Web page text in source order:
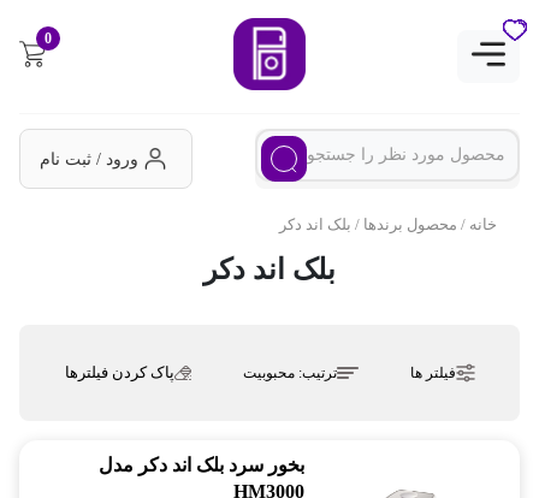
0
ورود / ثبت نام
خانه / محصول برندها / بلک اند دکر
بلک اند دکر
فیلتر ها ترتیب:محبوبیت پاک کردن فیلترها
بخور سرد بلک اند دکر مدل
HM3000